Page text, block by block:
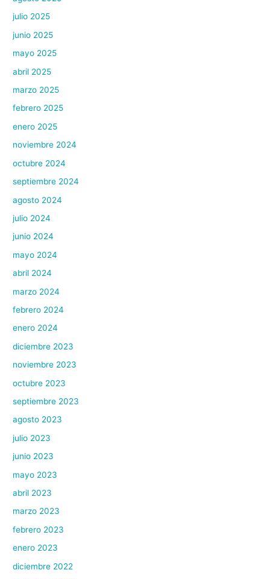
julio 2025
junio 2025
mayo 2025
abril 2025
marzo 2025
febrero 2025
enero 2025
noviembre 2024
octubre 2024
septiembre 2024
agosto 2024
julio 2024
junio 2024
mayo 2024
abril 2024
marzo 2024
febrero 2024
enero 2024
diciembre 2023
noviembre 2023
octubre 2023
septiembre 2023
agosto 2023
julio 2023
junio 2023
mayo 2023
abril 2023
marzo 2023
febrero 2023
enero 2023
diciembre 2022